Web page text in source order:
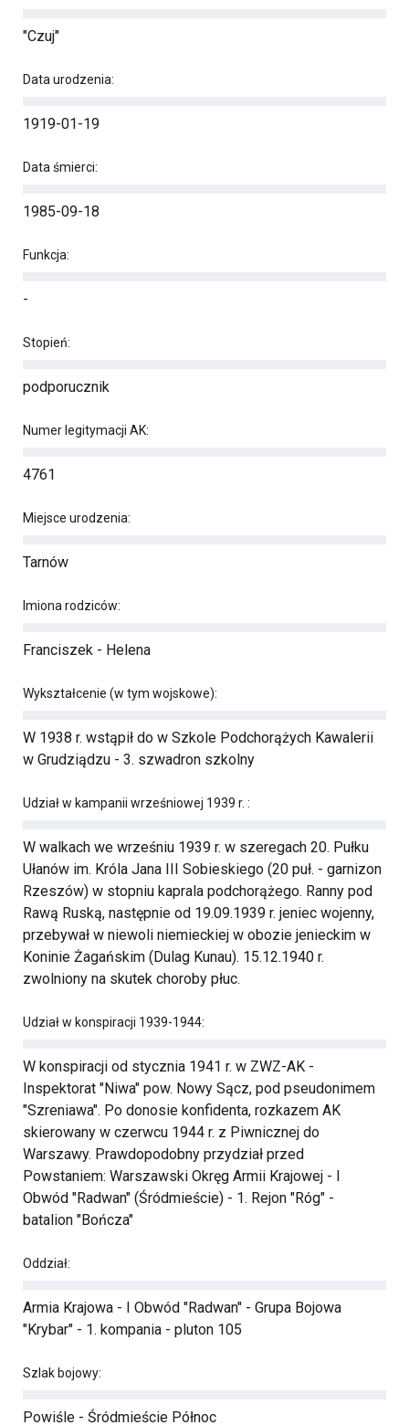
"Czuj"
Data urodzenia:
1919-01-19
Data śmierci:
1985-09-18
Funkcja:
-
Stopień:
podporucznik
Numer legitymacji AK:
4761
Miejsce urodzenia:
Tarnów
Imiona rodziców:
Franciszek - Helena
Wykształcenie (w tym wojskowe):
W 1938 r. wstąpił do w Szkole Podchorążych Kawalerii
w Grudziądzu - 3. szwadron szkolny
Udział w kampanii wrześniowej 1939 r. :
W walkach we wrześniu 1939 r. w szeregach 20. Pułku
Ułanów im. Króla Jana III Sobieskiego (20 puł. - garnizon
Rzeszów) w stopniu kaprala podchorążego. Ranny pod
Rawą Ruską, następnie od 19.09.1939 r. jeniec wojenny,
przebywał w niewoli niemieckiej w obozie jenieckim w
Koninie Żagańskim (Dulag Kunau). 15.12.1940 r.
zwolniony na skutek choroby płuc.
Udział w konspiracji 1939-1944:
W konspiracji od stycznia 1941 r. w ZWZ-AK -
Inspektorat "Niwa" pow. Nowy Sącz, pod pseudonimem
"Szreniawa". Po donosie konfidenta, rozkazem AK
skierowany w czerwcu 1944 r. z Piwnicznej do
Warszawy. Prawdopodobny przydział przed
Powstaniem: Warszawski Okręg Armii Krajowej - I
Obwód "Radwan" (Śródmieście) - 1. Rejon "Róg" -
batalion "Bończa"
Oddział:
Armia Krajowa - I Obwód "Radwan" - Grupa Bojowa
"Krybar" - 1. kompania - pluton 105
Szlak bojowy:
Powiśle - Śródmieście Północ